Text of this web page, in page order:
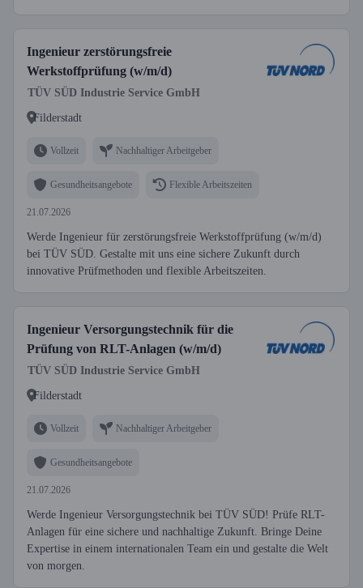
Ingenieur zerstörungsfreie
Werkstoffprüfung (w/m/d)
TÜV SÜD Industrie Service GmbH
Filderstadt
Vollzeit Nachhaltiger Arbeitgeber
Gesundheitsangebote Flexible Arbeitszeiten
21.07.2026
Werde Ingenieur für zerstörungsfreie Werkstoffprüfung (w/m/d)
bei TÜV SÜD. Gestalte mit uns eine sichere Zukunft durch
innovative Prüfmethoden und flexible Arbeitszeiten.
Ingenieur Versorgungstechnik für die
Prüfung von RLT-Anlagen (w/m/d)
TÜV SÜD Industrie Service GmbH
Filderstadt
Vollzeit Nachhaltiger Arbeitgeber
Gesundheitsangebote
21.07.2026
Werde Ingenieur Versorgungstechnik bei TÜV SÜD! Prüfe RLT-
Anlagen für eine sichere und nachhaltige Zukunft. Bringe Deine
Expertise in einem internationalen Team ein und gestalte die Welt
von morgen.